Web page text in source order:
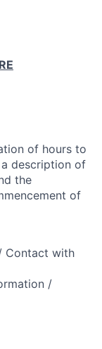
of hours to
description of
the
of
Contact with
/